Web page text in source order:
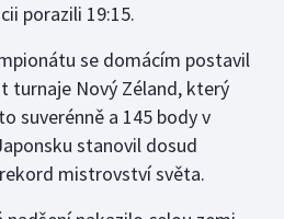
porazili 19:15.
se domácím postavil
turnaje Nový Zéland, který
suverénně a 145 body v
stanovil dosud
mistrovství světa.